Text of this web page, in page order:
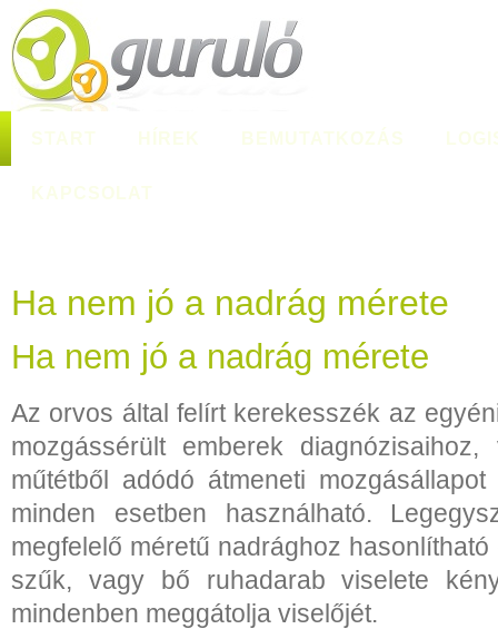
START HÍREK BEMUTATKOZÁS
KAPCSOLAT
Ha nem jó a nadrág mérete
Ha nem jó a nadrág mérete
Az orvos által felírt kerekesszék az
mozgássérült emberek
műtétből adódó átmeneti
minden esetben használható.
megfelelő méretű nadrághoz
szűk, vagy bő ruhadarab viselete
mindenben meggátolja viselőjét.